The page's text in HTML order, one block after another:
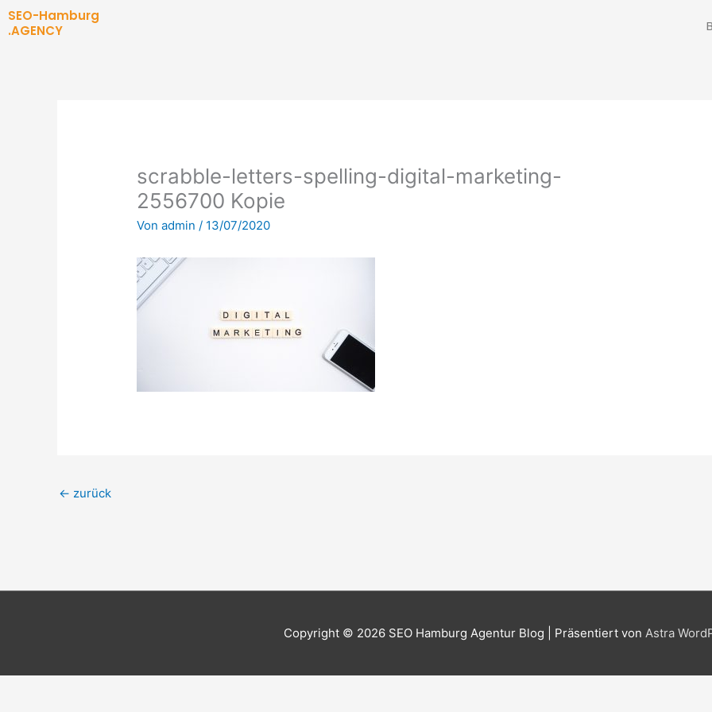
Zum
Inhalt
SEO-Hamburg
.AGENCY
scrabble-letters-spelling-digital-marketing-
2556700 Kopie
Vonadmin/ 13/07/2020
← zurück
Copyright © 2026 SEO Hamburg Agentur Blog | Präsentiert von Astra